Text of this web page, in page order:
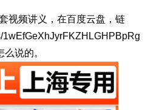
视频讲义，在百度云盘，链
说的。